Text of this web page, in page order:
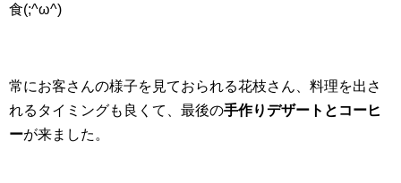
食(;^ω^)
常にお客さんの様子を見ておられる花枝さん、料理を出さ
れるタイミングも良くて、最後の手作りデザートとコーヒ
ーが来ました。